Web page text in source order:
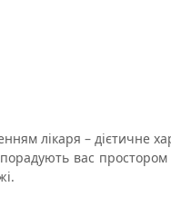
лікаря – дієтичне
вас простором